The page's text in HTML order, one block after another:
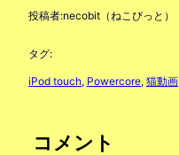
投稿者:necobit（ねこびっと）
タグ:
iPod touch, Powercore, 猫動画
コメント